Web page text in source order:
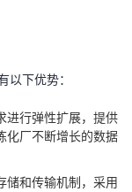
以下优势：
进行弹性扩展，提供
化厂不断增长的数据
储和传输机制，采用